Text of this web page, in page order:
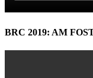
BRC 2019: AM